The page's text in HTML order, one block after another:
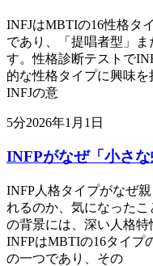
INFJはMBTIの16性格タ
であり、「提唱者型」
す。性格診断テストで
的な性格タイプに興味
INFJの意
5分2026年1月1日
INFPがなぜ「小さ
INFP人格タイプがなぜ
れるのか、気になった
の背景には、深い人格特
INFPはMBTIの16タイプ
の一つであり、その